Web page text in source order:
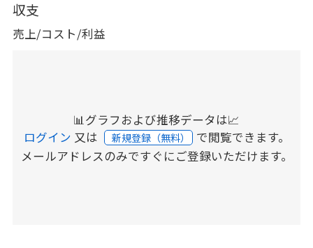
収支
売上/コスト/利益
📊グラフおよび推移データは📈
ログイン 又は 新規登録（無料） で閲覧できます。
メールアドレスのみですぐにご登録いただけます。